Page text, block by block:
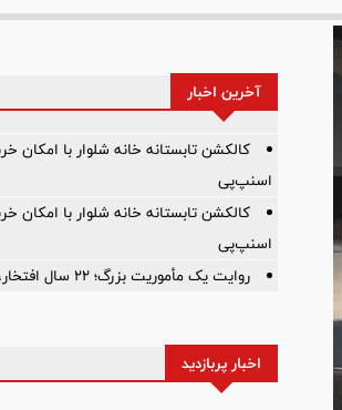
گذار صنعت ساختمان
از چشم‌انداز نوآورانه
آخرین اخبار
کالکشن تابستانه خانه شلوار با امکان
اسنپ‌پی
کالکشن تابستانه خانه شلوار با امکان
اسنپ‌پی
روایت یک مأموریت بزرگ؛ ۲۲ سال افتخار، ۲۲ سال توسعه
اخبار پربازدید